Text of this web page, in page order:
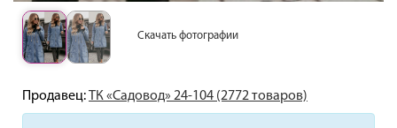
Скачать фотографии
Продавец:ТК «Садовод» 24-104 (2772 товаров)